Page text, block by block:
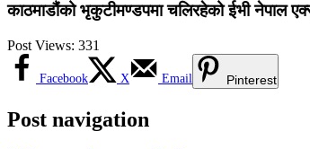
काठमाडौंको भृकुटीमण्डपमा चलिरहेको ईभी नेपाल
Post Views: 331
Facebook X Email Pinterest
Post navigation